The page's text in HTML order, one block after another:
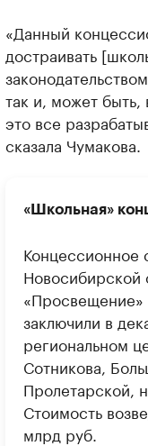
«Данный
достраивать
так и, может
это все
сказала Чумакова.
«Школьная»
Концессионное
Новосибирской
заключили в
региональном
Сотникова,
Пролетарской,
Стоимость
млрд руб.